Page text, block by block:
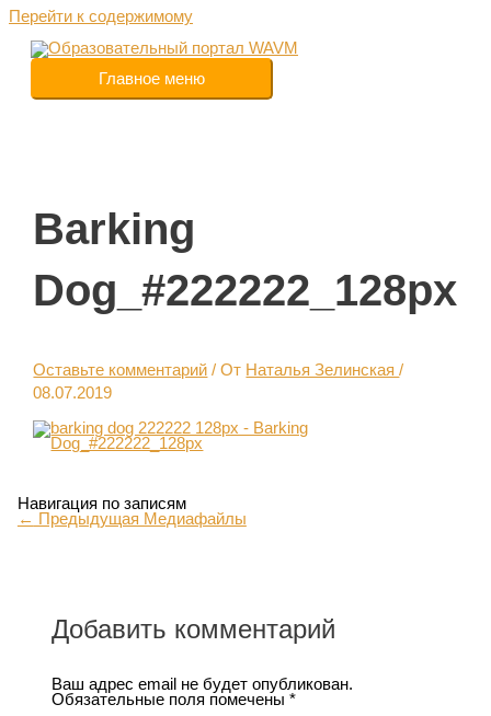
Перейти к содержимому
Главное меню
Barking
Dog_#222222_128px
Оставьте комментарий / От Наталья Зелинская/
08.07.2019
Навигация по записям
← Предыдущая Медиафайлы
Добавить комментарий
Ваш адрес email не будет опубликован.
Обязательные поля помечены*